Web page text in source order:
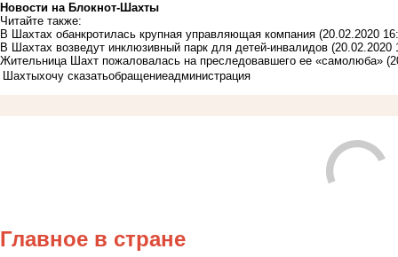
Новости на Блoкнoт-Шахты
Читайте также:
В Шахтах обанкротилась крупная управляющая компания (20.02.2020
В Шахтах возведут инклюзивный парк для детей-инвалидов (20.02.2020
Жительница Шахт пожаловалась на преследовавшего ее «самолюба»
Шахтыхочу сказатьобращениеадминистрация
Главное в стране